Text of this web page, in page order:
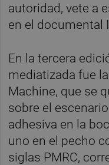
autoridad, vete a
en el documental
En la tercera
mediatizada fue
Machine, que se
sobre el
adhesiva en la
uno en el pecho
siglas PMRC,